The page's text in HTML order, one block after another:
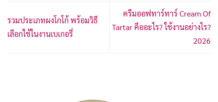
รวมประเภทผงโกโก้ พร้อมวิธี
เลือกใช้ในงานเบเกอรี่
ครีมออฟทาร์ทาร์ Cream Of
Tartar คืออะไร? ใช้งานอย่างไร?
2026